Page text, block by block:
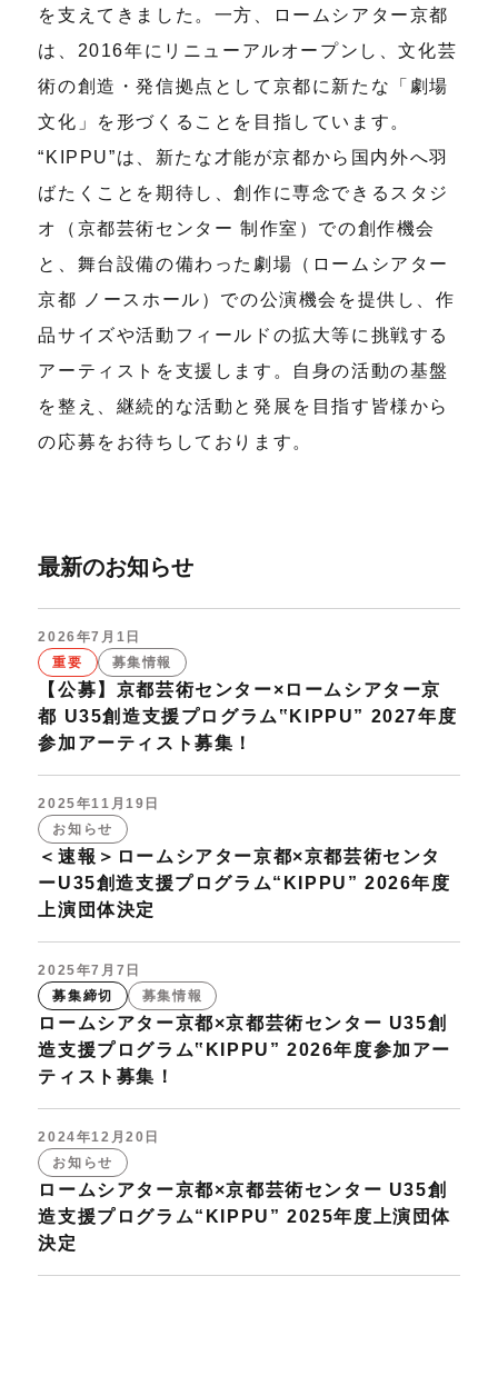
を支えてきました。一方、ロームシアター京都
は、2016年にリニューアルオープンし、文化芸
術の創造・発信拠点として京都に新たな「劇場
文化」を形づくることを目指しています。
“KIPPU”は、新たな才能が京都から国内外へ羽
ばたくことを期待し、創作に専念できるスタジ
オ（京都芸術センター 制作室）での創作機会
と、舞台設備の備わった劇場（ロームシアター
京都 ノースホール）での公演機会を提供し、作
品サイズや活動フィールドの拡大等に挑戦する
アーティストを支援します。自身の活動の基盤
を整え、継続的な活動と発展を目指す皆様から
の応募をお待ちしております。
最新のお知らせ
2026年7月1日
重要
募集情報
【公募】京都芸術センター×ロームシアター京
都 U35創造支援プログラム‟KIPPU” 2027年度
参加アーティスト募集！
2025年11月19日
お知らせ
＜速報＞ロームシアター京都×京都芸術センタ
ーU35創造支援プログラム“KIPPU” 2026年度
上演団体決定
2025年7月7日
募集締切
募集情報
ロームシアター京都×京都芸術センター U35創
造支援プログラム‟KIPPU” 2026年度参加アー
ティスト募集！
2024年12月20日
お知らせ
ロームシアター京都×京都芸術センター U35創
造支援プログラム“KIPPU” 2025年度上演団体
決定